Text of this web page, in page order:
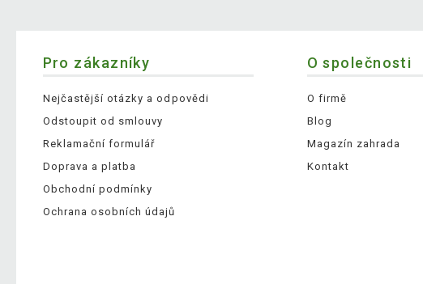
Pro zákazníky
Nejčastější otázky a odpovědi
Odstoupit od smlouvy
Reklamační formulář
Doprava a platba
Obchodní podmínky
Ochrana osobních údajů
O společnosti
O firmě
Blog
Magazín zahrada
Kontakt